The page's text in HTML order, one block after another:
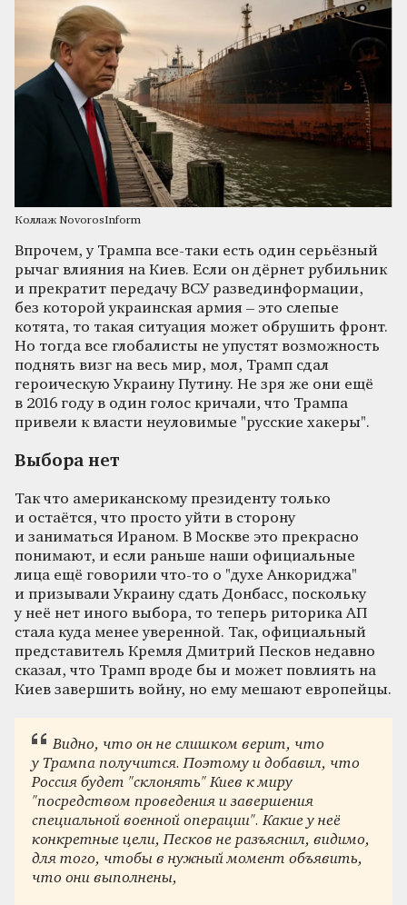
Коллаж NovorosInform
Впрочем, у Трампа все-таки есть один серьёзный
рычаг влияния на Киев. Если он дёрнет рубильник
и прекратит передачу ВСУ развединформации,
без которой украинская армия – это слепые
котята, то такая ситуация может обрушить фронт.
Но тогда все глобалисты не упустят возможность
поднять визг на весь мир, мол, Трамп сдал
героическую Украину Путину. Не зря же они ещё
в 2016 году в один голос кричали, что Трампа
привели к власти неуловимые "русские хакеры".
Выбора нет
Так что американскому президенту только
и остаётся, что просто уйти в сторону
и заниматься Ираном. В Москве это прекрасно
понимают, и если раньше наши официальные
лица ещё говорили что-то о "духе Анкориджа"
и призывали Украину сдать Донбасс, поскольку
у неё нет иного выбора, то теперь риторика АП
стала куда менее уверенной. Так, официальный
представитель Кремля Дмитрий Песков недавно
сказал, что Трамп вроде бы и может повлиять на
Киев завершить войну, но ему мешают европейцы.
Видно, что он не слишком верит, что
у Трампа получится. Поэтому и добавил, что
Россия будет "склонять" Киев к миру
"посредством проведения и завершения
специальной военной операции". Какие у неё
конкретные цели, Песков не разъяснил, видимо,
для того, чтобы в нужный момент объявить,
что они выполнены,